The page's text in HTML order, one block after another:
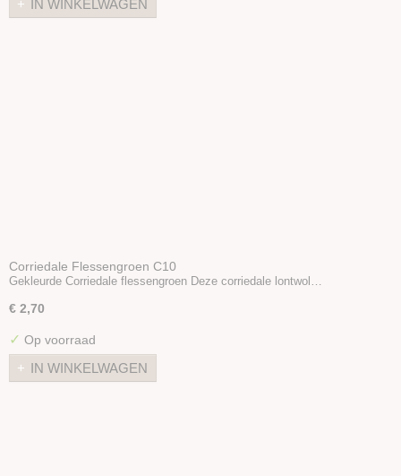
IN WINKELWAGEN
Corriedale Flessengroen C10
Gekleurde Corriedale flessengroen Deze corriedale lontwol…
€ 2,70
✓ Op voorraad
IN WINKELWAGEN